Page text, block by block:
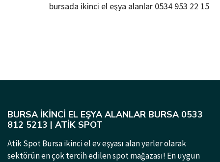
bursada ikinci el eşya alanlar 0534 953 22 15
BURSA İKINCI EL EŞYA ALANLAR BURSA 0533
812 5213 | ATIK SPOT
Atik Spot Bursa ikinci el ev eşyası alan yerler olarak
sektörün en çok tercih edilen spot mağazası! En uygun